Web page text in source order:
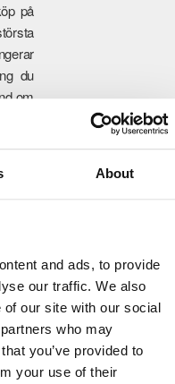
About
and ads, to provide
our traffic. We also
our site with our social
who may
you’ve provided to
your use of their
på
du
om
bästa